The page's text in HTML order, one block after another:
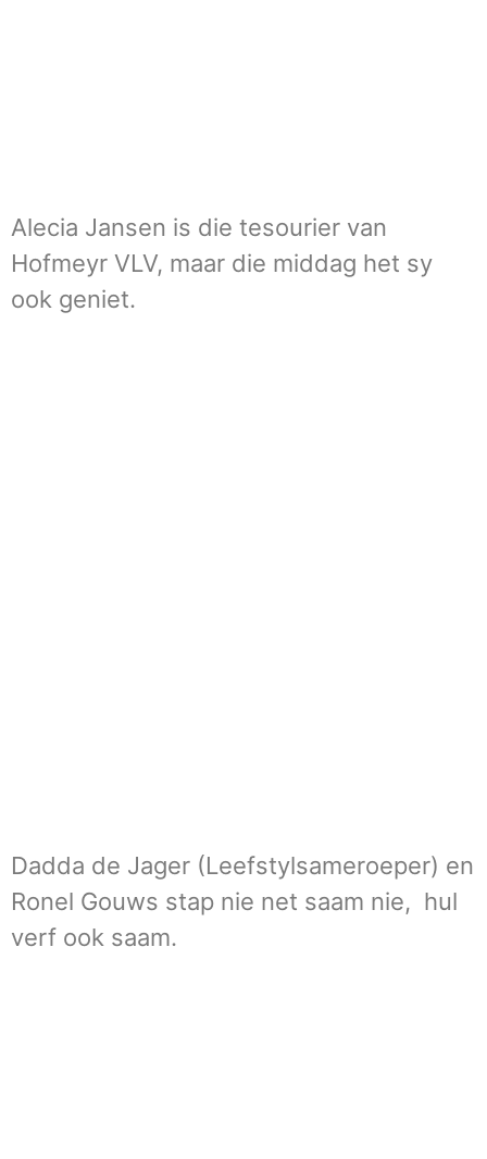
Alecia Jansen is die tesourier van
Hofmeyr VLV, maar die middag het sy
ook geniet.
Dadda de Jager (Leefstylsameroeper) en
Ronel Gouws stap nie net saam nie, hul
verf ook saam.